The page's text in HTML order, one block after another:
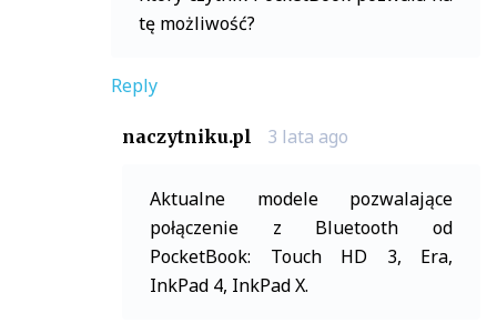
tę możliwość?
Reply
naczytniku.pl 3 lata ago
Aktualne modele pozwalające
połączenie z Bluetooth od
PocketBook: Touch HD 3, Era,
InkPad 4, InkPad X.